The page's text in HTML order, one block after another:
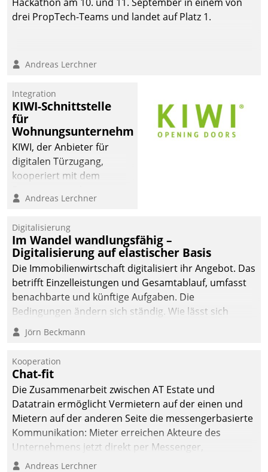
drei PropTech-Teams und landet auf Platz 1.
Andreas Lerchner
Integration
KIWI-Schnittstelle
für
Wohnungsunternehmen
KIWI, der Anbieter für
digitalen Türzugang,
kooperiert mit dem
Softwareentwicklungshaus
Andreas Lerchner
Digitalisierung
Im Wandel wandlungsfähig –
Digitalisierung auf elastischer Basis
Die Immobilienwirtschaft digitalisiert ihr Angebot. Das
betrifft Einzelleistungen und Gesamtablauf, umfasst
benachbarte und künftige Aufgaben. Die
Bedingungen ändern sich ständig. Wie lässt sich
technisch die Kontrolle wahren und zugleich Freiraum
fürs Wachsen öffnen?
Jörn Beckmann
Kooperation
Chat-fit
Die Zusammenarbeit zwischen AT Estate und
Datatrain ermöglicht Vermietern auf der einen und
Mietern auf der anderen Seite die messengerbasierte
Kommunikation: Mieter erreichen Akteure des
Unternehmens jetzt direkt per Messenger,
Mitarbeiter oder Dienstleister empfangen oder
Andreas Lerchner